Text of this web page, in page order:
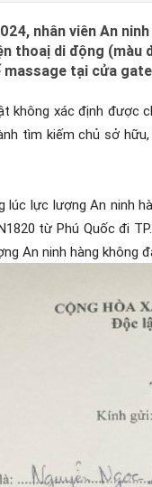
nhân viên An
thoaị di động (màu
massage tại cửa
không xác định được
tìm kiếm chủ sở
lúc lực lượng An ninh
từ Phú Quốc đi
An ninh hàng không